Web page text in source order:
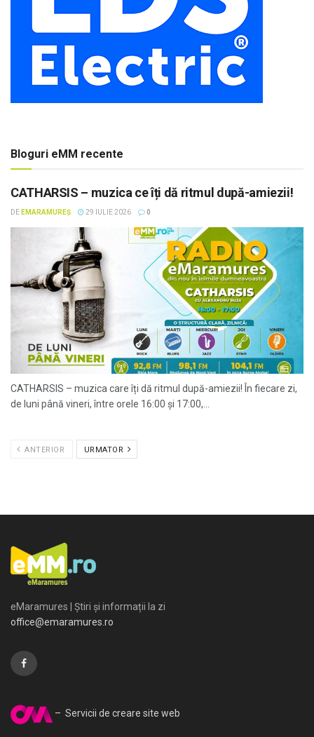
Bloguri eMM recente
CATHARSIS – muzica ce îți dă ritmul după-amiezii!
DE EMARAMUREȘ 29 IULIE 2026 0
CATHARSIS – muzica care îți dă ritmul după-amiezii! În fiecare zi,
de luni până vineri, între orele 16:00 și 17:00,...
ANTERIOR URMATOR
eMaramures | Știri și informații la zi
office@emaramures.ro
– Servicii de creare site web